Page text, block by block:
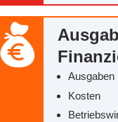
Ausgaben
Kosten